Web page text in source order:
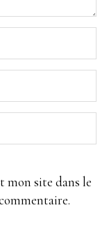
mon site dans le